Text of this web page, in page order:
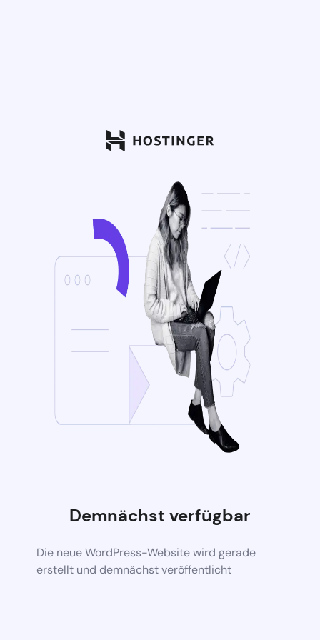
Demnächst verfügbar
Die neue WordPress-Website wird gerade
erstellt und demnächst veröffentlicht